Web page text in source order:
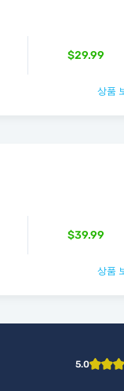
$29.99
상품
$39.99
상품
5.0